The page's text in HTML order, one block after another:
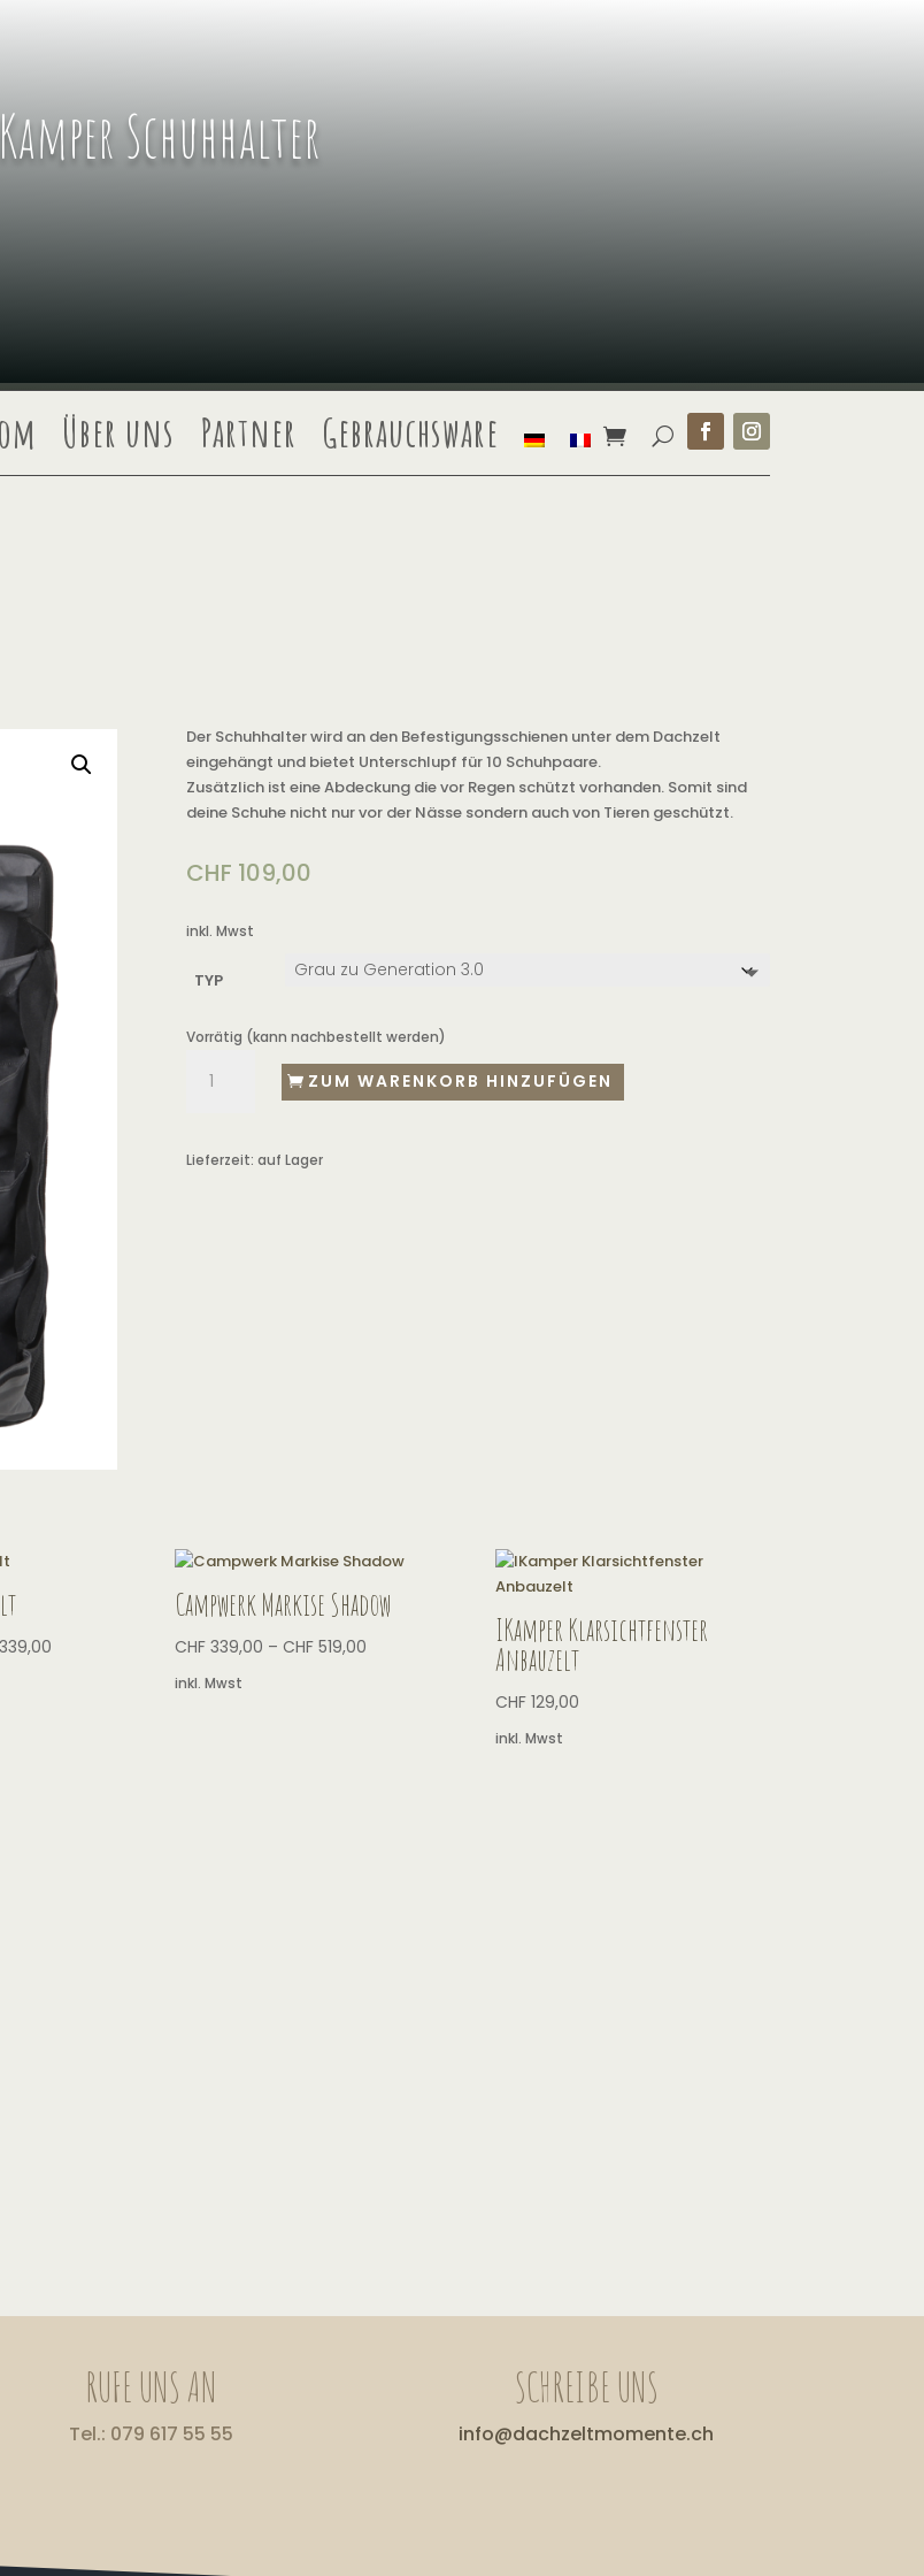
Schuhhalter
Über uns Partner Gebrauchsware
Der Schuhhalter wird an den Befestigungsschienen unter dem Dachzelt
eingehängt und bietet Unterschlupf für 10 Schuhpaare.
Zusätzlich ist eine Abdeckung die vor Regen schützt vorhanden. Somit sind
deine Schuhe nicht nur vor der Nässe sondern auch von Tieren geschützt.
CHF 109,00
inkl. Mwst
TYP
Vorrätig (kann nachbestellt werden)
ZUM WARENKORB HINZUFÜGEN
Lieferzeit: auf Lager
339,00
Campwerk Markise Shadow
CHF 339,00 –CHF 519,00
inkl. Mwst
IKamper Klarsichtfenster
Anbauzelt
CHF 129,00
inkl. Mwst
RUFE UNS AN
Tel.: 079 617 55 55
SCHREIBE UNS
info@dachzeltmomente.ch